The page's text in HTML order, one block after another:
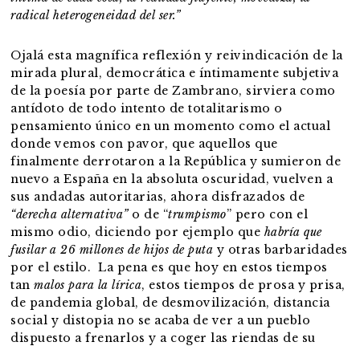
radical heterogeneidad del ser.”
Ojalá esta magnífica reflexión y reivindicación de la
mirada plural, democrática e íntimamente subjetiva
de la poesía por parte de Zambrano, sirviera como
antídoto de todo intento de totalitarismo o
pensamiento único en un momento como el actual
donde vemos con pavor, que aquellos que
finalmente derrotaron a la República y sumieron de
nuevo a España en la absoluta oscuridad, vuelven a
sus andadas autoritarias, ahora disfrazados de
“derecha alternativa”o de “trumpismo” pero con el
mismo odio, diciendo por ejemplo que habría que
fusilar a 26 millones de hijos de puta y otras barbaridades
por el estilo. La pena es que hoy en estos tiempos
tanmalos para la lírica, estos tiempos de prosa y prisa,
de pandemia global, de desmovilización, distancia
social y distopia no se acaba de ver a un pueblo
dispuesto a frenarlos y a coger las riendas de su